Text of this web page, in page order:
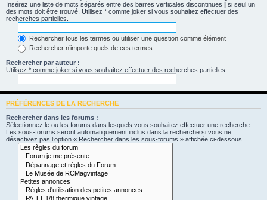
Insérez une liste de mots séparés entre des barres verticales discontinues | si seul un
des mots doit être trouvé. Utilisez * comme joker si vous souhaitez effectuer des
recherches partielles.
Rechercher tous les termes ou utiliser une question comme élément
Rechercher n’importe quels de ces termes
Rechercher par auteur :
Utilisez * comme joker si vous souhaitez effectuer des recherches partielles.
PRÉFÉRENCES DE LA RECHERCHE
Rechercher dans les forums :
Sélectionnez le ou les forums dans lesquels vous souhaitez effectuer une recherche.
Les sous-forums seront automatiquement inclus dans la recherche si vous ne
désactivez pas l’option « Rechercher dans les sous-forums » affichée ci-dessous.